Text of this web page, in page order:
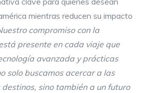
mientras reducen su impacto
compromiso con la
presente en cada viaje que
avanzada y prácticas
solo buscamos acercara las
destinos, sino también a un futuro